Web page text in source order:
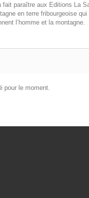
fait paraître aux Editions La
en terre fribourgeoise qui
l’homme et la montagne.
pour le moment.